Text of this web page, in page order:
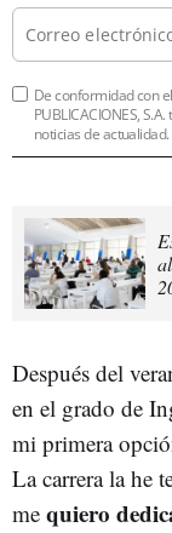
De conformidad con el
PUBLICACIONES,
noticias de actualidad.
Después del
en el grado de
mi primera
La carrera la he
me quiero